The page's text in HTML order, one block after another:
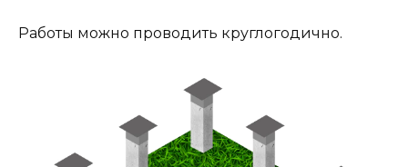
Работы можно проводить круглогодично.